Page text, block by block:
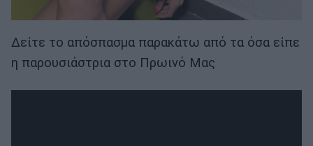
Δείτε το απόσπασμα παρακάτω από τα όσα είπε
η παρουσιάστρια στο Πρωινό Μας